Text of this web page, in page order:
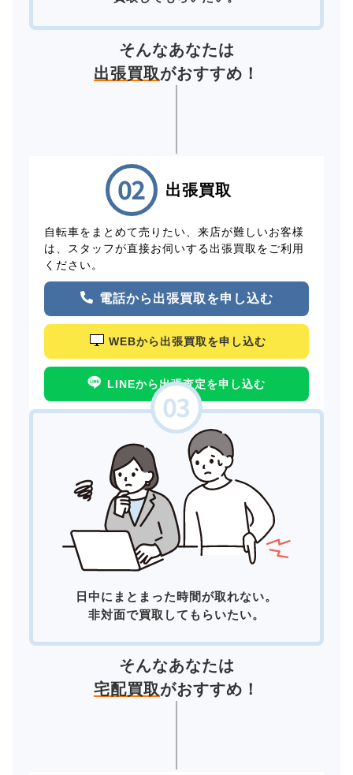
そんなあなたは
出張買取がおすすめ！
出張買取
自転車をまとめて売りたい、来店が難しいお客様
は、スタッフが直接お伺いする出張買取をご利用
ください。
電話から出張買取を申し込む
WEBから出張買取を申し込む
LINEから出張査定を申し込む
日中にまとまった時間が取れない。
非対面で買取してもらいたい。
そんなあなたは
宅配買取がおすすめ！